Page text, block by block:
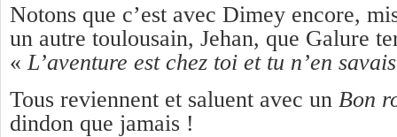
Notons que c’est avec Dimey encore,
un autre toulousain, Jehan, que Galure
« L’aventure est chez toi et tu n’en
Tous reviennent et saluent avec un Bon
dindon que jamais !